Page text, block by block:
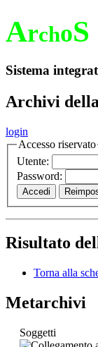
ArchoS
Sistema
Archivi
login
Accesso riservato
Utente:
Password:
Risultato
Torna alla
Metarchivi
Soggetti